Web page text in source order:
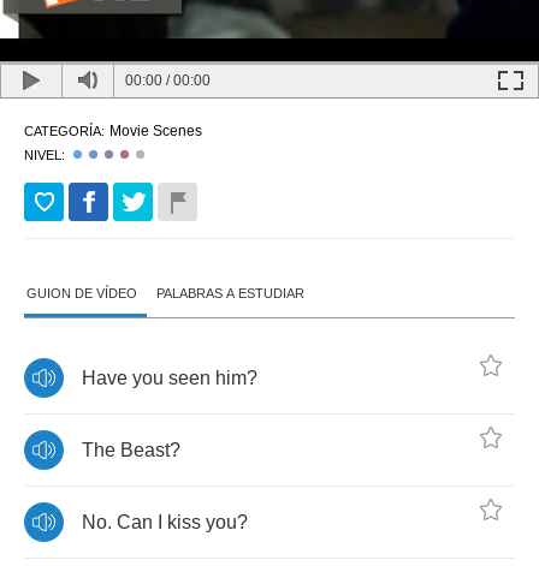
00:00 /00:00
CATEGORÍA: Movie Scenes
NIVEL:
GUION DE VÍDEO PALABRAS A ESTUDIAR
Have you seen him?
The Beast?
No. Can kiss you?